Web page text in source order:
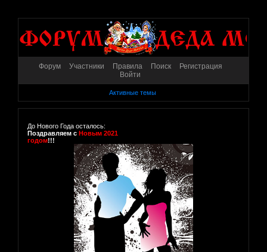
Форум Участники Правила Поиск
Регистрация
Войти
Активные темы
До Нового Года осталось:
Поздравляем с Новым 2021
годом!!!